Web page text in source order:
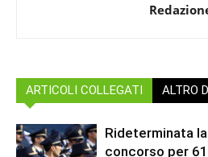
ARTICOLI COLLEGATI ALTRO
Rideterminata
concorso per